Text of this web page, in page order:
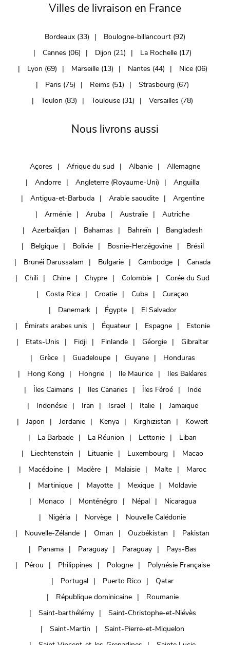
Villes de livraison en France
Bordeaux (33)
Boulogne-billancourt (92)
Cannes (06)
Dijon (21)
La Rochelle (17)
Lyon (69)
Marseille (13) Nantes (44)
Nice (06)
Paris (75)
Reims (51)
Strasbourg (67)
Toulon (83)
Toulouse (31) Versailles (78)
Nous livrons aussi
Açores Afrique du sud Albanie
Allemagne
Andorre
Angleterre (Royaume-Uni)
Anguilla
Antigua-et-Barbuda
Arabie saoudite
Argentine
Arménie
Aruba Australie
Autriche
Azerbaïdjan
Bahamas Bahreïn
Bangladesh
Belgique
Bolivie Bosnie-Herzégovine
Brésil
Brunéi Darussalam
Bulgarie Cambodge
Canada
Chili
Chine Chypre Colombie
Corée du Sud
Costa Rica
Croatie Cuba
Curaçao
Danemark
Égypte
El Salvador
Émirats arabes unis
Équateur Espagne
Estonie
Etats-Unis
Fidji Finlande Géorgie
Gibraltar
Grèce
Guadeloupe Guyane
Honduras
Hong Kong
Hongrie Ile Maurice
Iles Baléares
Îles Caïmans
Iles Canaries Îles Féroé
Inde
Indonésie
Iran Israël Italie
Jamaïque
Japon
Jordanie Kenya Kirghizistan
Koweït
La Barbade
La Réunion Lettonie
Liban
Liechtenstein
Lituanie Luxembourg
Macao
Macédoine
Madère Malaisie Malte
Maroc
Martinique
Mayotte Mexique
Moldavie
Monaco
Monténégro Népal
Nicaragua
Nigéria
Norvège
Nouvelle Calédonie
Nouvelle-Zélande
Oman Ouzbékistan
Pakistan
Panama
Paraguay Paraguay
Pays-Bas
Pérou
Philippines Pologne
Polynésie Française
Portugal
Puerto Rico
Qatar
République dominicaine
Roumanie
Saint-barthélémy
Saint-Christophe-et-Niévès
Saint-Martin
Saint-Pierre-et-Miquelon